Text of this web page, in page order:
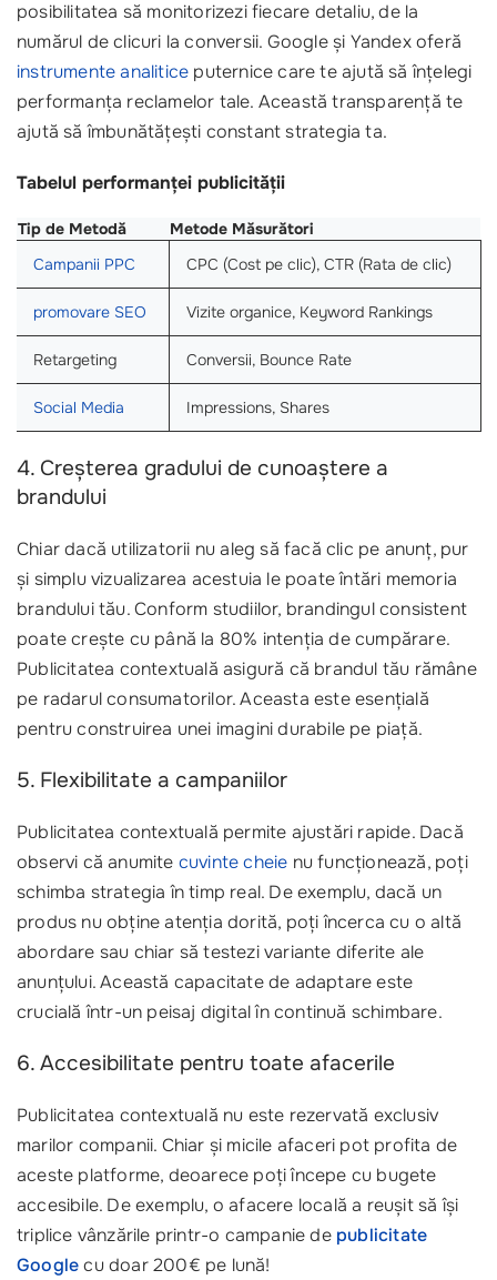
posibilitatea să monitorizezi fiecare detaliu, de la
numărul de clicuri la conversii. Google și Yandex oferă
instrumente analitice puternice care te ajută să înțelegi
performanța reclamelor tale. Această transparență te
ajută să îmbunătățești constant strategia ta.
Tabelul performanței publicității
Tip de Metodă
Metode Măsurători
Campanii PPC
CPC (Cost pe clic), CTR (Rata de clic)
promovare SEO Vizite organice, Keyword Rankings
Retargeting Conversii, Bounce Rate
Social Media Impressions, Shares
4. Creșterea gradului de cunoaștere a
brandului
Chiar dacă utilizatorii nu aleg să facă clic pe anunț, pur
și simplu vizualizarea acestuia le poate întări memoria
brandului tău. Conform studiilor, brandingul consistent
poate crește cu până la 80% intenția de cumpărare.
Publicitatea contextuală asigură că brandul tău rămâne
pe radarul consumatorilor. Aceasta este esențială
pentru construirea unei imagini durabile pe piață.
5. Flexibilitate a campaniilor
Publicitatea contextuală permite ajustări rapide. Dacă
observi că anumite cuvinte cheie nu funcționează, poți
schimba strategia în timp real. De exemplu, dacă un
produs nu obține atenția dorită, poți încerca cu o altă
abordare sau chiar să testezi variante diferite ale
anunțului. Această capacitate de adaptare este
crucială într-un peisaj digital în continuă schimbare.
6. Accesibilitate pentru toate afacerile
Publicitatea contextuală nu este rezervată exclusiv
marilor companii. Chiar și micile afaceri pot profita de
aceste platforme, deoarece poți începe cu bugete
accesibile. De exemplu, o afacere locală a reușit să își
triplice vânzările printr-o campanie de publicitate
Googlecu doar 200€ pe lună!